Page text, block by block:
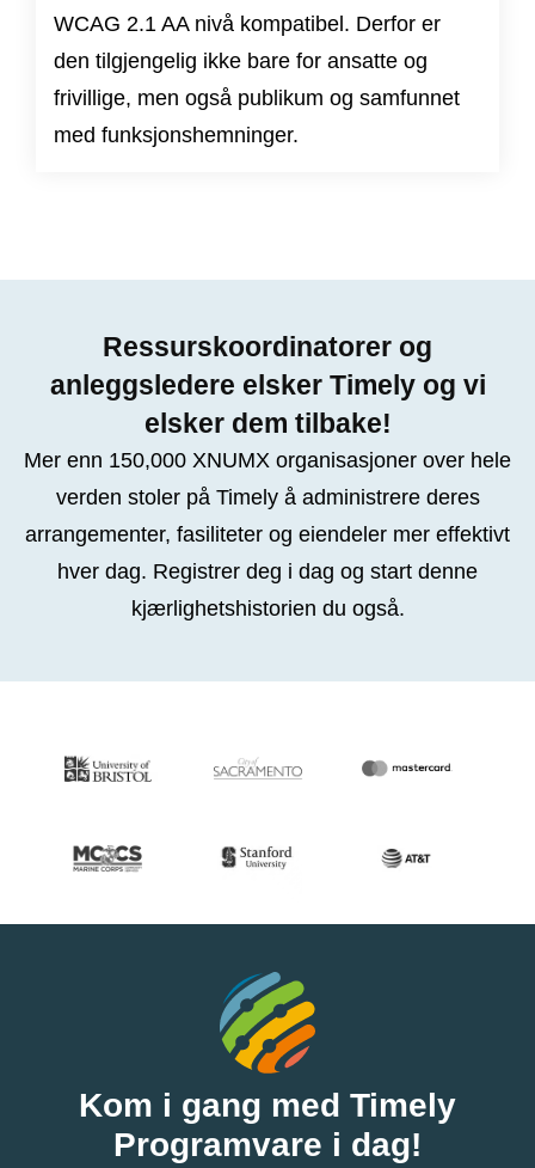
WCAG 2.1 AA nivå kompatibel. Derfor er
den tilgjengelig ikke bare for ansatte og
frivillige, men også publikum og samfunnet
med funksjonshemninger.
Ressurskoordinatorer og
anleggsledere elsker Timely og vi
elsker dem tilbake!
Mer enn 150,000 XNUMX organisasjoner over hele
verden stoler på Timely å administrere deres
arrangementer, fasiliteter og eiendeler mer effektivt
hver dag. Registrer deg i dag og start denne
kjærlighetshistorien du også.
Kom i gang med Timely
Programvare i dag!